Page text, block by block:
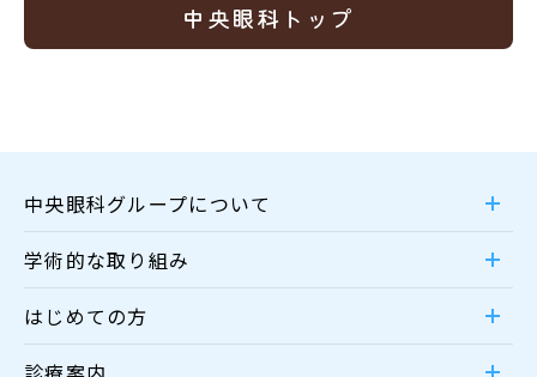
中央眼科トップ
中央眼科グループについて
学術的な取り組み
はじめての方